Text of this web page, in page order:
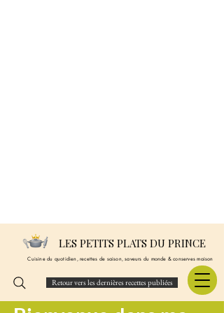
LES PETITS PLATS DU PRINCE
Cuisine du quotidien, recettes de saison, saveurs du monde & conserves maison
Retour vers les dernières recettes publiées